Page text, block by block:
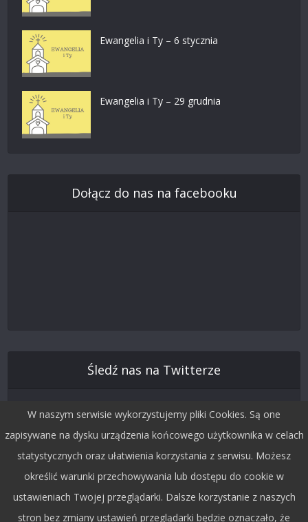
Ewangelia i Ty – 6 stycznia
Ewangelia i Ty – 29 grudnia
Dołącz do nas na facebooku
Śledź nas na Twitterze
W naszym serwisie wykorzystujemy pliki Cookies. Są one
zapisywane na dysku urządzenia końcowego użytkownika w celach
statystycznych oraz ułatwienia korzystania z serwisu. Możesz
określić warunki przechowywania lub dostępu do cookie w
ustawieniach Twojej przeglądarki. Dalsze korzystanie z naszych
stron bez zmiany ustawień przeglądarki będzie oznaczało, że